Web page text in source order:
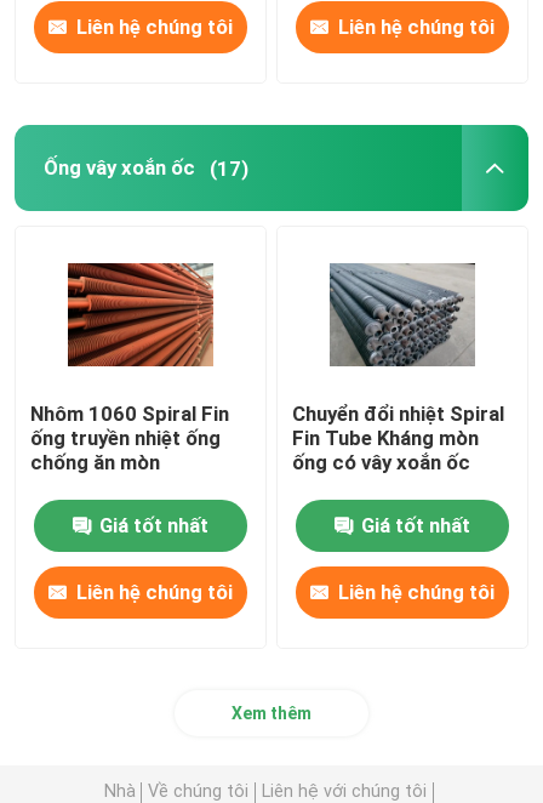
Liên hệ chúng tôi Liên hệ chúng tôi
Ống vây xoắn ốc (17)
Nhôm 1060 Spiral Fin
ống truyền nhiệt ống
chống ăn mòn
Giá tốt nhất
Liên hệ chúng tôi
Chuyển đổi nhiệt Spiral
Fin Tube Kháng mòn
ống có vây xoắn ốc
Giá tốt nhất
Liên hệ chúng tôi
Xem thêm
Nhà Về chúng tôi Liên hệ với chúng tôi